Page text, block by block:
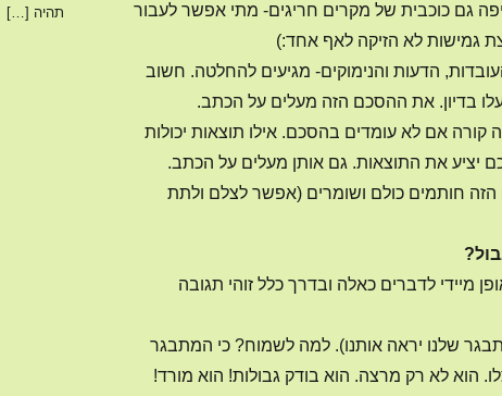
גם כוכבית של מקרים חריגים- מתי אפשר לעבור
גמישות לא הזיקה לאף אחד:)
הדעות והנימוקים- מגיעים להחלטה. חשוב
בדיון. את ההסכם הזה מעלים על הכתב.
אם לא עומדים בהסכם. אילו תוצאות יכולות
יציע את התוצאות. גם אותן מעלים על הכתב.
חותמים כולם ושומרים (אפשר לצלם ולתת
מיידי לדברים כאלה ובדרך כלל זוהי תגובה
שלנו יראה אותנו). למה לשמוח? כי המתבגר
הוא לא רק מרצה. הוא בודק גבולות! הוא מורד!
תהיה […]